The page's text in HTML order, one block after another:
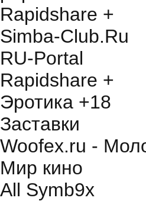
Rapidshare +
Simba-Club.Ru
RU-Portal
Rapidshare +
Эротика +18
Заставки
Woofex.ru -
Мир кино
All Symb9x